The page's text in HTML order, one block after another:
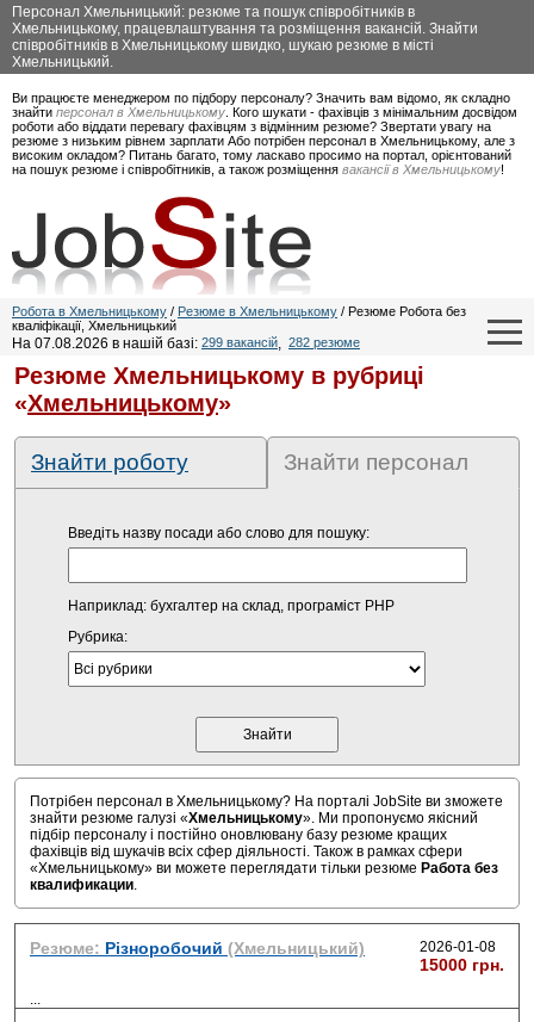
Персонал Хмельницький: резюме та пошук співробітників в
Хмельницькому, працевлаштування та розміщення вакансій. Знайти
співробітників в Хмельницькому швидко, шукаю резюме в місті
Хмельницький.
Ви працюєте менеджером по підбору персоналу? Значить вам відомо, як складно
знайти персонал в Хмельницькому . Кого шукати - фахівців з мінімальним досвідом
роботи або віддати перевагу фахівцям з відмінним резюме? Звертати увагу на
резюме з низьким рівнем зарплати Або потрібен персонал в Хмельницькому, але з
високим окладом? Питань багато, тому ласкаво просимо на портал, орієнтований
на пошук резюме і співробітників, а також розміщення вакансії в Хмельницькому!
Робота в Хмельницькому / Резюме в Хмельницькому / Резюме Робота без
кваліфікації, Хмельницький
На 07.08.2026 в нашій базі: 299 вакансій, 282 резюме
Резюме Хмельницькому в рубриці
«Хмельницькому»
Знайти роботу Знайти персонал
Введіть назву посади або слово для пошуку:
Наприклад: бухгалтер на склад, програміст PHP
Рубрика:
Потрібен персонал в Хмельницькому? На порталі JobSite ви зможете
знайти резюме галузі «Хмельницькому». Ми пропонуємо якісний
підбір персоналу і постійно оновлювану базу резюме кращих
фахівців від шукачів всіх сфер діяльності. Також в рамках сфери
«Хмельницькому» ви можете переглядати тільки резюме Работа без
квалификации.
Резюме: Різноробочий (Хмельницький) 2026-01-08
15000 грн.
...